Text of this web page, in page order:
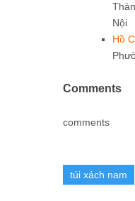
Nội
Hồ
Comments
comments
túi xách nam